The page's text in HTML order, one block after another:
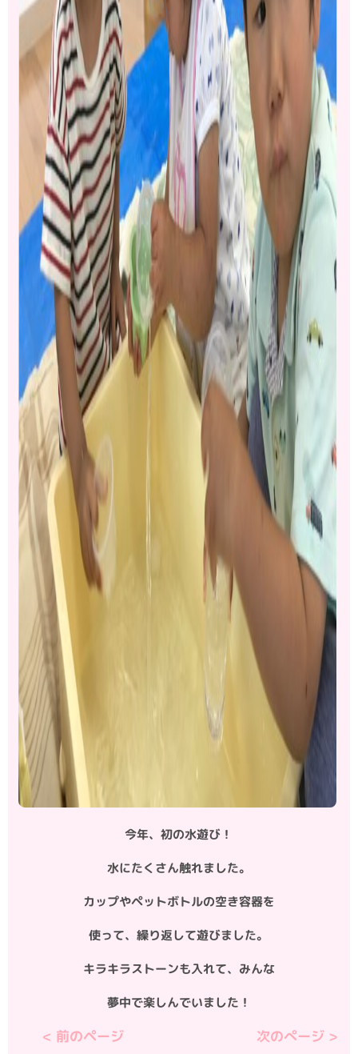
今年、初の水遊び！
水にたくさん触れました。
カップやペットボトルの空き容器を
使って、繰り返して遊びました。
キラキラストーンも入れて、みんな
夢中で楽しんでいました！
< 前のページ 次のぺージ >